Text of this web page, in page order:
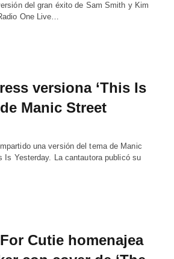
del gran éxito de Sam Smith y Kim
One Live…
versiona ‘This Is
Manic Street
una versión del tema de Manic
Is Yesterday. La cantautora publicó su
Cutie homenajea